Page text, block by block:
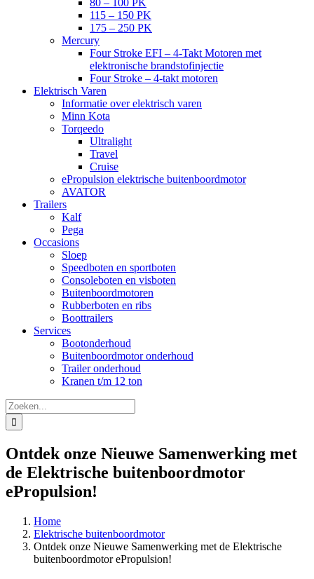
80 – 100 PK
115 – 150 PK
175 – 250 PK
Mercury
Four Stroke EFI – 4-Takt Motoren met
elektronische brandstofinjectie
Four Stroke – 4-takt motoren
Elektrisch Varen
Informatie over elektrisch varen
Minn Kota
Torqeedo
Ultralight
Travel
Cruise
ePropulsion elektrische buitenboordmotor
AVATOR
Trailers
Kalf
Pega
Occasions
Sloep
Speedboten en sportboten
Consoleboten en visboten
Buitenboordmotoren
Rubberboten en ribs
Boottrailers
Services
Bootonderhoud
Buitenboordmotor onderhoud
Trailer onderhoud
Kranen t/m 12 ton
Zoeken
naar:
Ontdek onze Nieuwe Samenwerking met
de Elektrische buitenboordmotor
ePropulsion!
Home
Elektrische buitenboordmotor
Ontdek onze Nieuwe Samenwerking met de Elektrische
buitenboordmotor ePropulsion!